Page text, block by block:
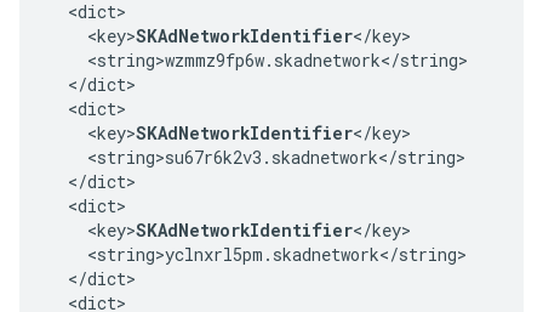
  <dict>
    <key>
SKAdNetworkIdentifier</key>
    <string>wzmmz9fp6w.skadnetwork</string>
  </dict>
  <dict>
    <key>
SKAdNetworkIdentifier</key>
    <string>su67r6k2v3.skadnetwork</string>
  </dict>
  <dict>
    <key>
SKAdNetworkIdentifier</key>
    <string>yclnxrl5pm.skadnetwork</string>
  </dict>
  <dict>